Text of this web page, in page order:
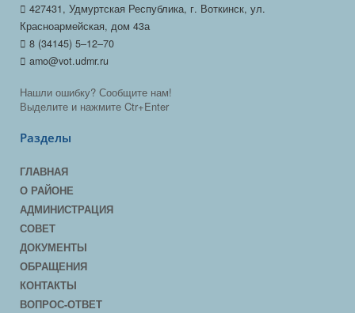
427431, Удмуртская Республика, г. Воткинск, ул.
Красноармейская, дом 43а
8 (34145) 5–12–70
amo@vot.udmr.ru
Нашли ошибку? Сообщите нам!
Выделите и нажмите Ctr+Enter
Разделы
ГЛАВНАЯ
О РАЙОНЕ
АДМИНИСТРАЦИЯ
СОВЕТ
ДОКУМЕНТЫ
ОБРАЩЕНИЯ
КОНТАКТЫ
ВОПРОС-ОТВЕТ